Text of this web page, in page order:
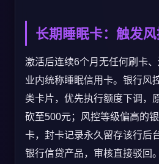
长期睡眠卡：触发
激活后连续6个月无任何刷卡
业内统称睡眠信用卡。银行风
类卡片，优先执行额度下调，
砍至500元；风控等级偏高的
卡，封卡记录永久留存该行后
银行信贷产品，审核直接驳回。